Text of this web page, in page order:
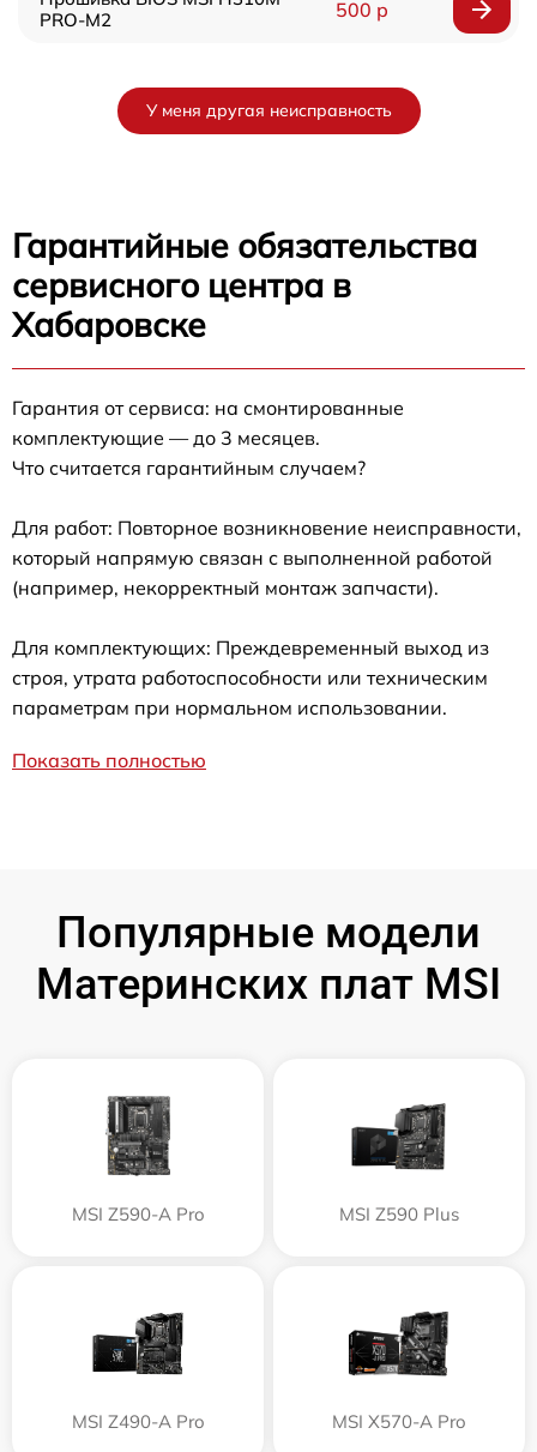
PRO-M2
500 р
У меня другая неисправность
Гарантийные обязательства
сервисного центра в
Хабаровске
Гарантия от сервиса: на смонтированные
комплектующие — до 3 месяцев.
Что считается гарантийным случаем?
Для работ: Повторное возникновение неисправности,
который напрямую связан с выполненной работой
(например, некорректный монтаж запчасти).
Для комплектующих: Преждевременный выход из
строя, утрата работоспособности или техническим
параметрам при нормальном использовании.
Показать полностью
Популярные модели
Материнских плат MSI
MSI Z590-A Pro MSI Z590 Plus
MSI Z490-A Pro MSI X570-A Pro